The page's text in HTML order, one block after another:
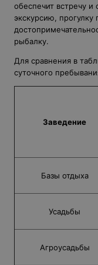
обеспечит встречу
экскурсию,
рыбалку.
Для сравнения в
суточного
Заведение
Базы отдыха
Усадьбы
Агроусадьбы